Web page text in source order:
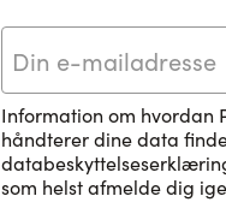
Information om hvordan
håndterer dine data
som helst afmelde dig